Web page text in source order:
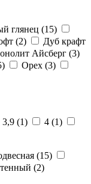
глянец (15)
(2)
Дуб крафт
Айсберг (3)
) Орех (3)
3,9 (1) 4 (1)
(15)
(2)